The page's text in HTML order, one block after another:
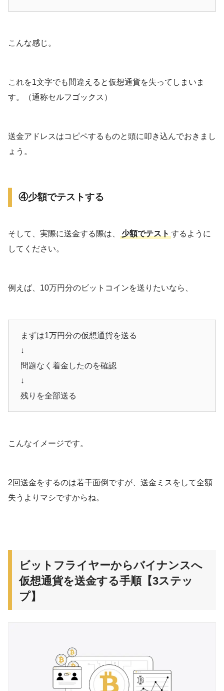
こんな感じ。
これを1文字でも間違えると仮想通貨を失ってしまいま
す。（通称セルフゴックス）
送金アドレスはコピペするものと頭に叩き込んでおきまし
ょう。
④少額でテストする
そして、実際に送金する際は、 少額でテスト するように
してください。
例えば、10万円分のビットコインを送りたいなら、
まずは1万円分の仮想通貨を送る
↓
問題なく着金したのを確認
↓
残りを全部送る
こんなイメージです。
2回送金をするのは若干面倒ですが、送金ミスをして全額
失うよりマシですからね。
ビットフライヤーからバイナンスへ
仮想通貨を送金する手順【3ステッ
プ】